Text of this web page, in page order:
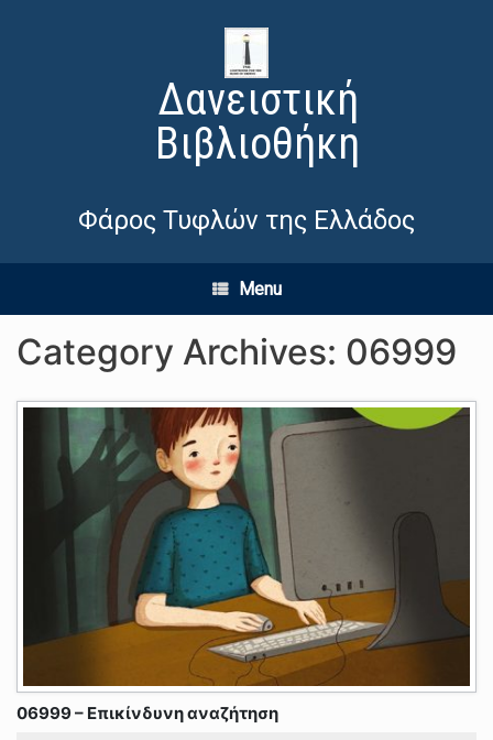
Δανειστική
Βιβλιοθήκη
Φάρος Τυφλών της Ελλάδος
Menu
Category Archives: 06999
06999 – Επικίνδυνη αναζήτηση